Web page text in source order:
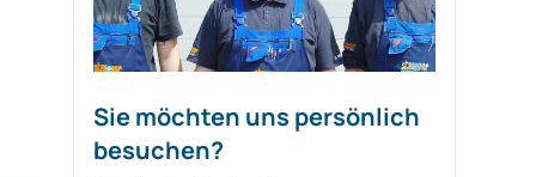
Sie möchten uns persönlich
besuchen?